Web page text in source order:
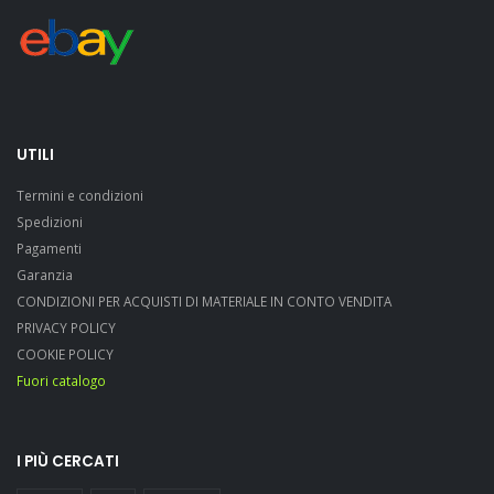
UTILI
Termini e condizioni
Spedizioni
Pagamenti
Garanzia
CONDIZIONI PER ACQUISTI DI MATERIALE IN CONTO VENDITA
PRIVACY POLICY
COOKIE POLICY
Fuori catalogo
I PIÙ CERCATI